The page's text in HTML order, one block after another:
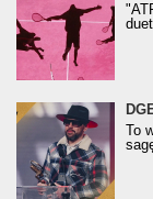
Klasyczny/
(Popkillery To